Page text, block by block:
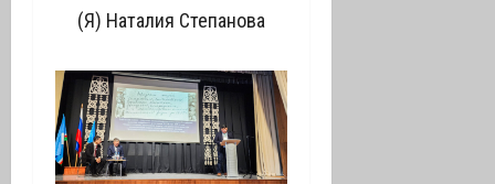
(Я) Наталия Степанова